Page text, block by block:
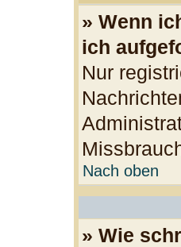
» Wenn
ich
Nur
Nach oben
» Wie